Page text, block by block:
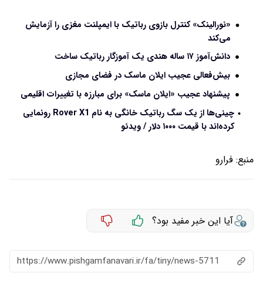
«نورالینک» کنترل بازوی رباتیک با ایمپلنت مغزی را آزمایش
می‌کند
دانش‌آموز ۱۷ ساله هندی یک آموزگار رباتیک ساخت
بیش‌فعالی عجیب ایلان ماسک در فضای مجازی
پیشنهاد عجیب «ایلان ماسک» برای مبارزه با تغییرات اقلیمی
چینی‌ها از یک سگ رباتیک خانگی به نام Rover X1 رونمایی
کرده‌اند با قیمت ۱۰۰۰ دلار / ویدئو
منبع: فرارو
آیا این خبر مفید بود؟
https://www.pishgamfanavari.ir/fa/tiny/news-5711